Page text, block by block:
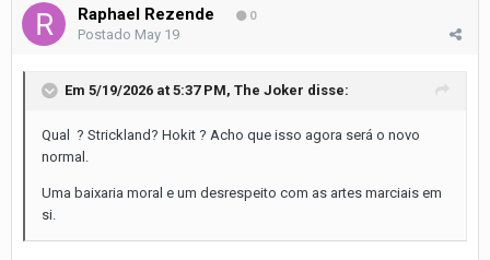
Raphael Rezende 0
Postado May 19
Em 5/19/2026 at 5:37 PM, The Joker disse:
Qual ? Strickland? Hokit ? Acho que isso agora será o novo
normal.
Uma baixaria moral e um desrespeito com as artes marciais em
si.